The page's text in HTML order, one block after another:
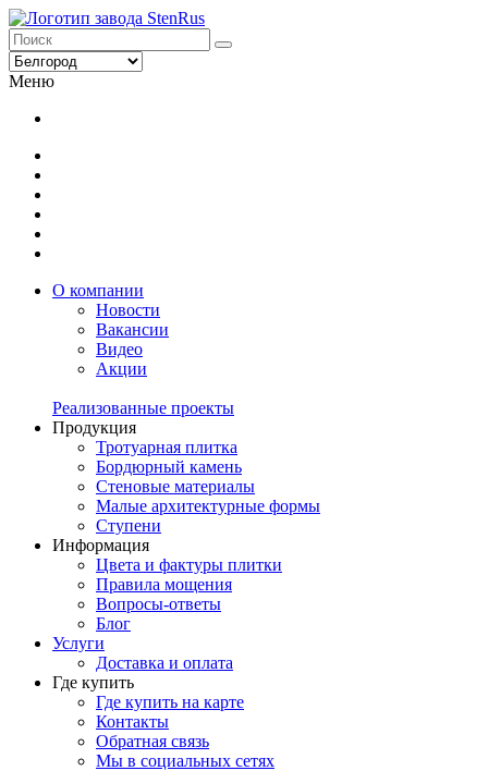
Меню
О компании
Новости
Вакансии
Видео
Акции
Реализованные проекты
Продукция
Тротуарная плитка
Бордюрный камень
Стеновые материалы
Малые архитектурные формы
Ступени
Информация
Цвета и фактуры плитки
Правила мощения
Вопросы-ответы
Блог
Услуги
Доставка и оплата
Где купить
Где купить на карте
Контакты
Обратная связь
Мы в социальных сетях